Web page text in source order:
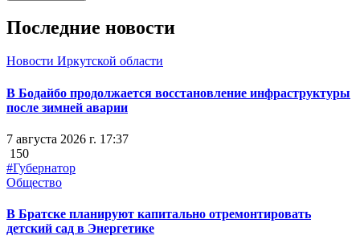
Последние новости
Новости Иркутской области
В Бодайбо продолжается восстановление инфраструктуры
после зимней аварии
7 августа 2026 г. 17:37
150
#Губернатор
Общество
В Братске планируют капитально отремонтировать
детский сад в Энергетике